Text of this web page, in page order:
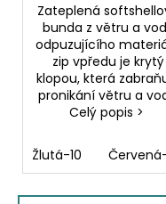
Zateplená
bunda z větru a
odpuzujícího
zip vpředu je krytý
klopou, která
pronikání větru a
Celý popis >
Žlutá-10